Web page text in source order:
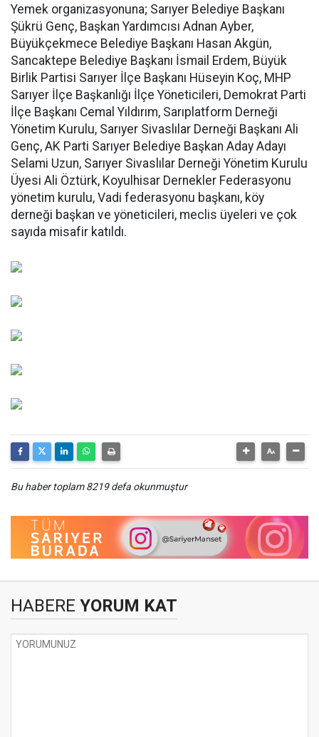
Yemek organizasyonuna; Sarıyer Belediye Başkanı
Şükrü Genç, Başkan Yardımcısı Adnan Ayber,
Büyükçekmece Belediye Başkanı Hasan Akgün,
Sancaktepe Belediye Başkanı İsmail Erdem, Büyük
Birlik Partisi Sarıyer İlçe Başkanı Hüseyin Koç, MHP
Sarıyer İlçe Başkanlığı İlçe Yöneticileri, Demokrat Parti
İlçe Başkanı Cemal Yıldırım, Sarıplatform Derneği
Yönetim Kurulu, Sarıyer Sivaslılar Derneği Başkanı Ali
Genç, AK Parti Sarıyer Belediye Başkan Aday Adayı
Selami Uzun, Sarıyer Sivaslılar Derneği Yönetim Kurulu
Üyesi Ali Öztürk, Koyulhisar Dernekler Federasyonu
yönetim kurulu, Vadi federasyonu başkanı, köy
derneği başkan ve yöneticileri, meclis üyeleri ve çok
sayıda misafir katıldı.
Bu haber toplam 8219 defa okunmuştur
HABERE YORUM KAT